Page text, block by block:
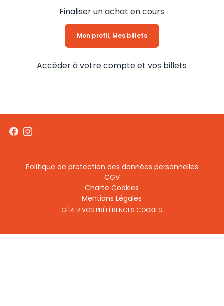
Finaliser un achat en cours
Mon profil, Mes billets
Accéder à votre compte et vos billets
MenuPolitique de protection des données personnelles
CGV
Charte Cookies
Mentions Légales
GÉRER VOS PRÉFÉRENCES COOKIES